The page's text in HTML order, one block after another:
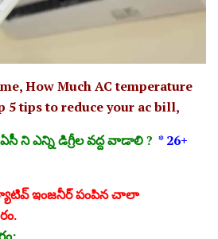
How Much AC temperature
5 tips to reduce your ac bill,
ని ఎన్ని డిగ్రీల వద్ద వాడాలి ? * 26+
ఇంజనీర్ పంపిన చాలా